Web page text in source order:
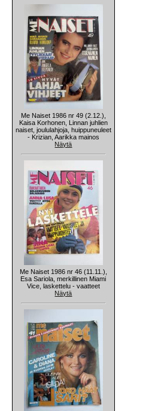
Me Naiset 1986 nr 49 (2.12.),
Kaisa Korhonen, Linnan juhlien
naiset, joululahjoja, huippuneuleet
- Krizian, Aarikka mainos
Näytä
Me Naiset 1986 nr 46 (11.11.),
Esa Sariola, merkillinen Miami
Vice, laskettelu - vaatteet
Näytä